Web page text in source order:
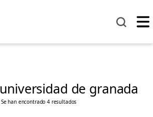
universidad de granada
Se han encontrado 4 resultados